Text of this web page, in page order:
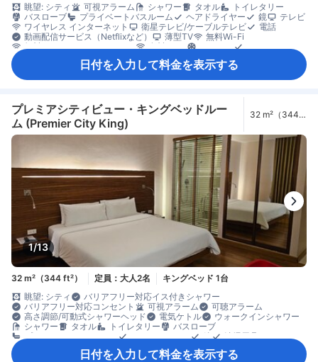
眺望: シティ
可視アラーム シャワー タオル
トイレタリー
バスローブ
プライベートバスルーム ヘアドライヤー 鏡
テレビ
ワイヤレス インターネット
衛星テレビ/ケーブルテレビ
電話
動画配信サービス（Netflixなど）
薄型TV
無料Wi-Fi
無料インターネット（LAN）
有料Wi-Fi
ディッシュウォッシャー
ミニバー
飲料水ボトル（無料）
セーフティボックス（客室内）
日付を入力して料金を表示する
プレミアシティビュー・キングベッドルー
ム (Premier City King)
32 m²（344
1/13
32 m²（344 ft²） 定員：大人2名
キングベッド 1台
眺望: シティ
バリアフリー対応イス付きシャワー
バリアフリー対応コンセント
可視アラーム
可聴アラーム
高さ調節/可動式シャワーヘッド
電気ケトル
ウォークインシャワー
シャワー
タオル トイレタリー
バスローブ
プライベートバスルーム
鏡
清掃用具
ワイヤレス インターネット
衛星テレビ/ケーブルテレビ
日付を入力して料金を表示する